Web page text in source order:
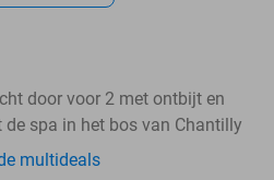
door voor 2 met ontbijt en
spa in het bos van Chantilly
multideals